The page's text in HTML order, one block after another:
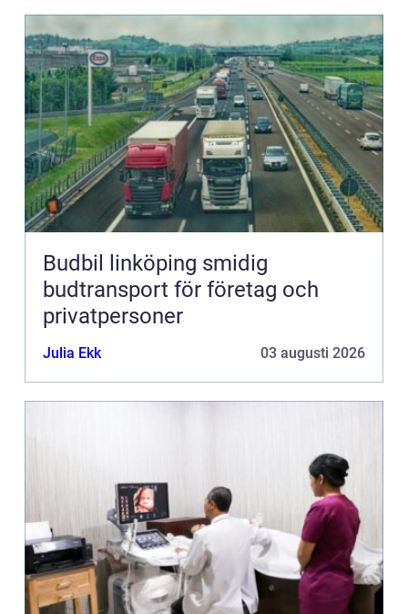
Budbil linköping smidig
budtransport för företag och
privatpersoner
Julia Ekk 03 augusti 2026